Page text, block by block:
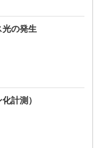
の発生
計測）